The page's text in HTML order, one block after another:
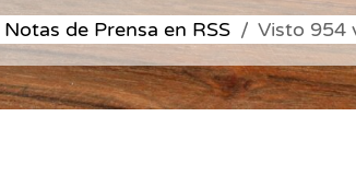
Notas de Prensa en RSS Visto 954